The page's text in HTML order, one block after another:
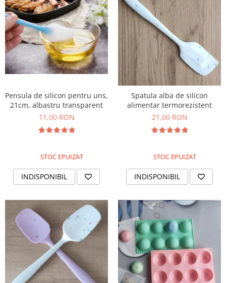
Pensula de silicon pentru uns,
21cm, albastru transparent
11,00 RON
STOC EPUIZAT
INDISPONIBIL
Spatula alba de silicon
alimentar termorezistent
21,00 RON
STOC EPUIZAT
INDISPONIBIL